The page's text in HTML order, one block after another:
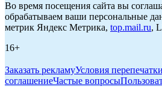
Во время посещения сайта вы
обрабатываем ваши персональные
метрик Яндекс Метрика, top.mail.ru,
16+
Заказать рекламуУсловия перепечатки
соглашениеЧастые вопросы